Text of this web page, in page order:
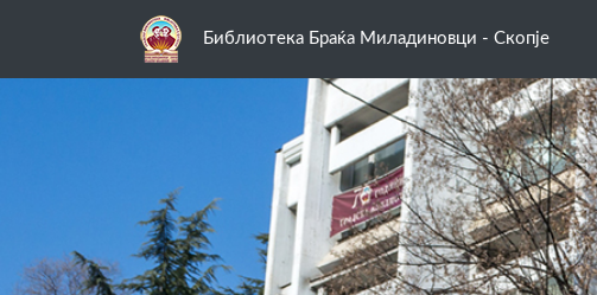
Библиотека Браќа Миладиновци - Скопје